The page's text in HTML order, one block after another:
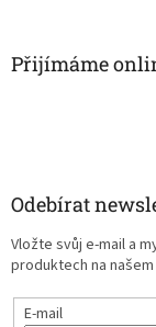
Přijímáme
Odebírat
Vložte svůj e-mail a
produktech na
E-mail